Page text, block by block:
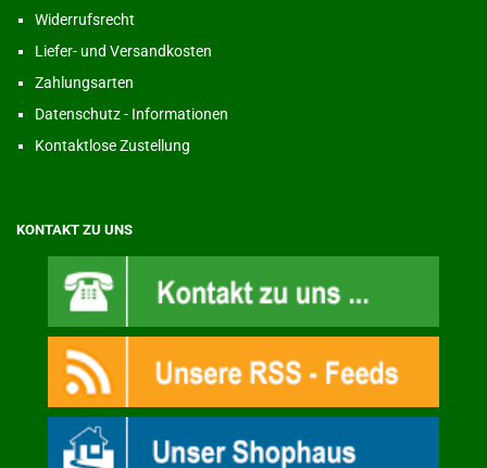
Widerrufsrecht
Liefer- und Versandkosten
Zahlungsarten
Datenschutz - Informationen
Kontaktlose Zustellung
KONTAKT ZU UNS